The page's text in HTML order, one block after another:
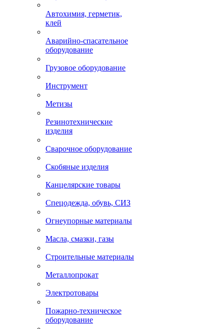
Автохимия, герметик,
клей
Аварийно-спасательное
оборудование
Грузовое оборудование
Инструмент
Метизы
Резинотехнические
изделия
Сварочное оборудование
Скобяные изделия
Канцелярские товары
Спецодежда, обувь, СИЗ
Огнеупорные материалы
Масла, смазки, газы
Строительные материалы
Металлопрокат
Электротовары
Пожарно-техническое
оборудование